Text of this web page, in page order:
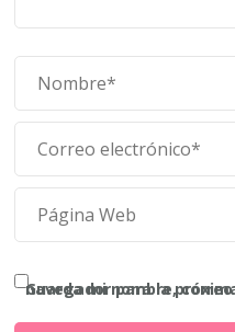
Guarda mi nombre, correo electrónico y web en este